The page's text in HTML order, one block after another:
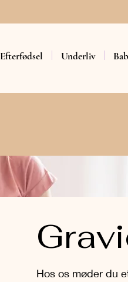
Efterfødsel Underliv
Hos os møder du